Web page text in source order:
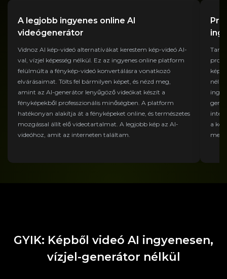
A legjobb ingyenes online AI
videógenerátor
Vidnoz AI kép-videó alternatívákat kerestem kép-videó AI-
val, vízjel képesség nélkül. Ez az ingyenes online platform
felülmúlta a fénykép-videó konvertálásra vonatkozó
elvárásaimat. Tölts fel bármilyen képet, és nézd meg,
amint az AI-generátor lenyűgöző videókat készít a
fényképekből professzionális minőségben. A platform
hatékonyan alakítja át a fényképeket online, és természetes
mozgással állít elő videotartalmat. A legjobb kép az AI-
videóhoz, amit az interneten találtam.
kép-
a
GYIK: Képből videó AI ingyenesen,
vízjel-generátor nélkül